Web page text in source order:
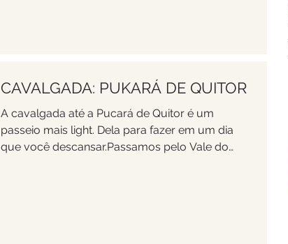
CAVALGADA: PUKARÁ DE QUITOR
A cavalgada até a Pucará de Quitor é um
passeio mais light. Dela para fazer em um dia
que você descansar.Passamos pelo Vale do